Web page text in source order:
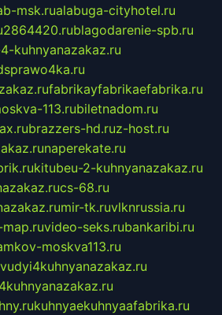
msk.rualabuga-cityhotel.ru
2864420.rublagodarenie-spb.ru
kuhnyanazakaz.ru
fabrikayfabrikaefabrika.ru
113.rubiletnadom.ru
brazzers-hd.ruz-host.ru
naperekate.ru
kitubeu-2-kuhnyanazakaz.ru
cs-68.ru
mir-tk.ruvlknrussia.ru
video-seks.rubankaribi.ru
moskva113.ru
kuhnyaekuhnyaafabrika.ru